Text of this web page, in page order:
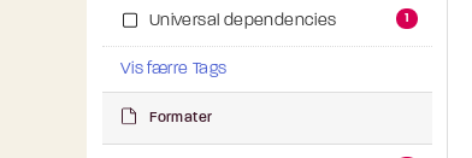
Universal dependencies 1
Vis færre Tags
Formater